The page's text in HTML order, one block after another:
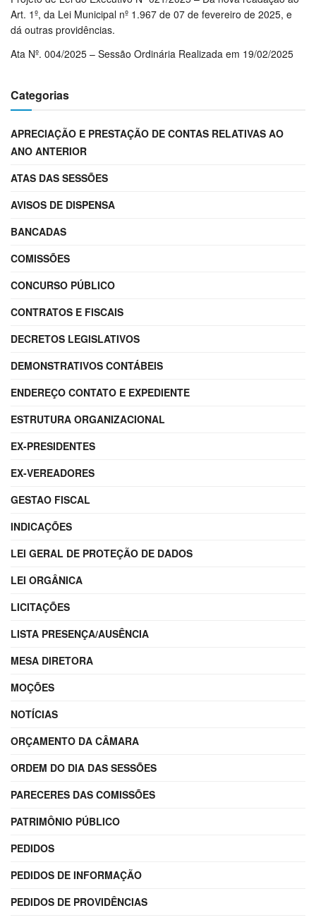
Art. 1º, da Lei Municipal nº 1.967 de 07 de fevereiro de 2025, e
dá outras providências.
Ata Nº. 004/2025 – Sessão Ordinária Realizada em 19/02/2025
Categorias
APRECIAÇÃO E PRESTAÇÃO DE CONTAS RELATIVAS AO
ANO ANTERIOR
ATAS DAS SESSÕES
AVISOS DE DISPENSA
BANCADAS
COMISSÕES
CONCURSO PÚBLICO
CONTRATOS E FISCAIS
DECRETOS LEGISLATIVOS
DEMONSTRATIVOS CONTÁBEIS
ENDEREÇO CONTATO E EXPEDIENTE
ESTRUTURA ORGANIZACIONAL
EX-PRESIDENTES
EX-VEREADORES
GESTAO FISCAL
INDICAÇÕES
LEI GERAL DE PROTEÇÃO DE DADOS
LEI ORGÂNICA
LICITAÇÕES
LISTA PRESENÇA/AUSÊNCIA
MESA DIRETORA
MOÇÕES
NOTÍCIAS
ORÇAMENTO DA CÂMARA
ORDEM DO DIA DAS SESSÕES
PARECERES DAS COMISSÕES
PATRIMÔNIO PÚBLICO
PEDIDOS
PEDIDOS DE INFORMAÇÃO
PEDIDOS DE PROVIDÊNCIAS